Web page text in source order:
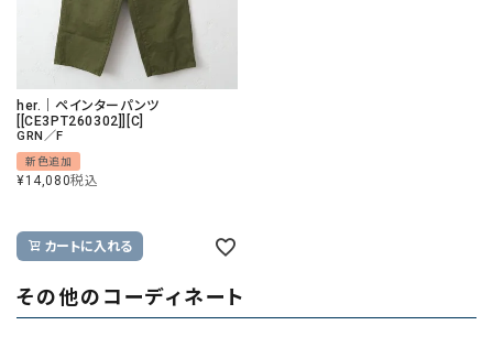
her.｜ペインターパンツ
[[CE3PT260302]][C]
GRN／F
新色追加
¥14,080税込
カートに入れる
その他のコーディネート